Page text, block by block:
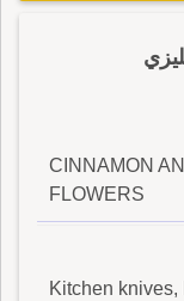
CINNAMON
FLOWERS
Kitchen knives,